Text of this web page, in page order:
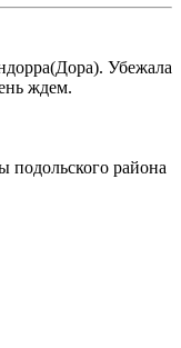
Убежала
ждем.
района